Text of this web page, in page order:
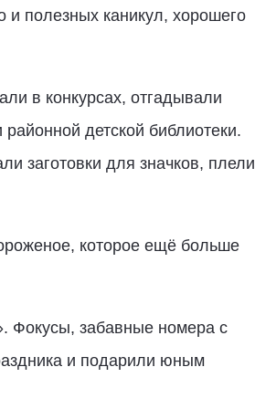
полезных каникул, хорошего
в конкурсах, отгадывали
детской библиотеки.
заготовки для значков, плели
которое ещё больше
Фокусы, забавные номера с
и подарили юным